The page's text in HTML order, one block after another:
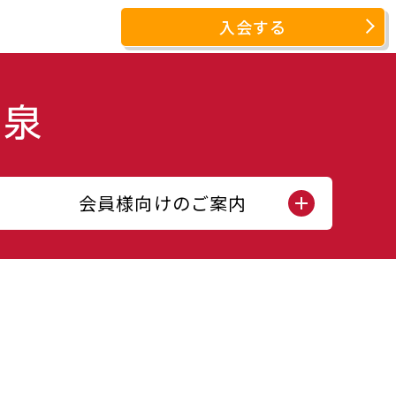
入会する
会員様向けのご案内